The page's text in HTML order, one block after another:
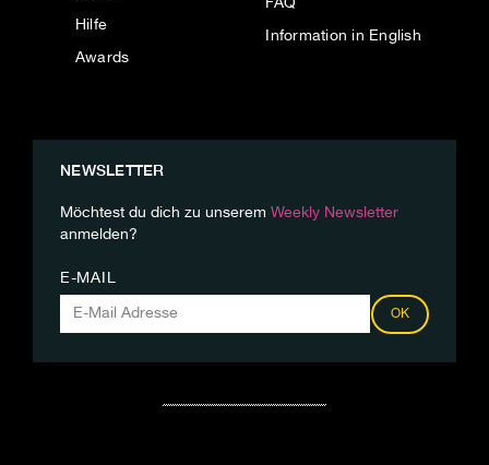
Hilfe
Awards
FAQ
Information in English
NEWSLETTER
Möchtest du dich zu unserem Weekly Newsletter
anmelden?
E-MAIL
OK